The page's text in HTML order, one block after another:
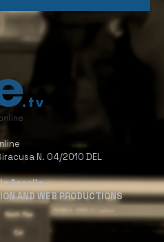
N. 04/2010 DEL
Accolla
AND WEB PRODUCTIONS